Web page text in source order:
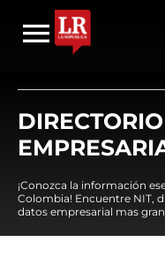
¡Conozca la información
Colombia! Encuentre NIT,
datos empresarial mas